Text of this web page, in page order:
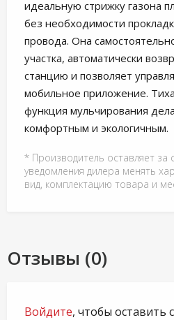
идеальную стрижку газона
без необходимости
провода. Она
участка, автоматически
станцию и позволяет
мобильное приложение.
функция мульчирования
комфортным и экологичным.
* Производитель оставляет за
уведомления дилера менять
вид, комплектацию товара и
Отзывы (0)
Войдите, чтобы оставить